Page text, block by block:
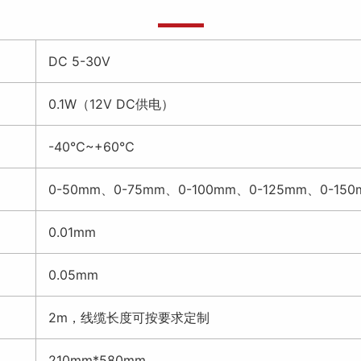
DC 5-30V
0.1W（12V DC供电）
-40℃~+60℃
0-50mm、0-75mm、0-100mm、0-125mm、0-
0.01mm
0.05mm
2m，线缆长度可按要求定制